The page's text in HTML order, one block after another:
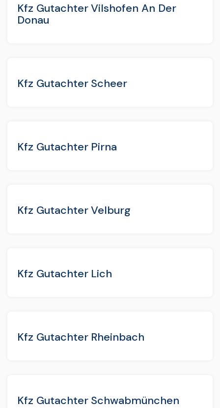
Kfz Gutachter Vilshofen An Der
Donau
Kfz Gutachter Scheer
Kfz Gutachter Pirna
Kfz Gutachter Velburg
Kfz Gutachter Lich
Kfz Gutachter Rheinbach
Kfz Gutachter Schwabmünchen